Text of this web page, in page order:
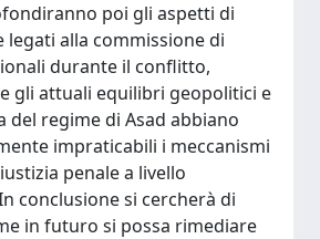
poi gli aspetti di
legati alla commissione di
durante il conflitto,
gli attuali equilibri geopolitici e
del regime di Asad abbiano
impraticabili i meccanismi
penale a livello
conclusione si cercherà di
in futuro si possa rimediare